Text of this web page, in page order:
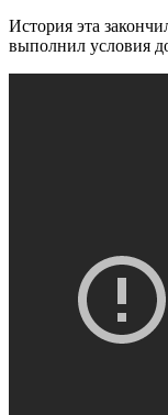
История эта
выполнил условия